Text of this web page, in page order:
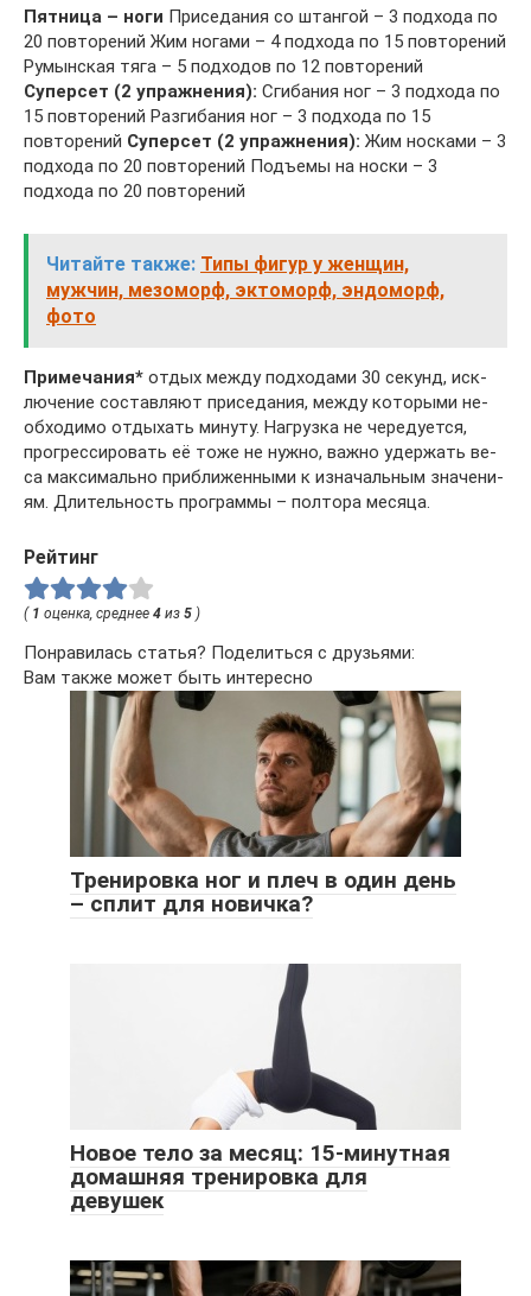
Пятница – ноги Приседания со штангой – 3 подхода по
20 повторений Жим ногами – 4 подхода по 15 повторений
Румынская тяга – 5 подходов по 12 повторений
Суперсет (2 упражнения): Сгибания ног – 3 подхода по
15 повторений Разгибания ног – 3 подхода по 15
повторений Суперсет (2 упражнения): Жим носками – 3
подхода по 20 повторений Подъемы на носки – 3
подхода по 20 повторений
Читайте также: Типы фигур у женщин,
мужчин, мезоморф, эктоморф, эндоморф,
фото
Примечания* отдых между подходами 30 се­кунд, ис­к­
лю­че­ние сос­тав­ля­ют при­се­да­ния, меж­ду ко­то­ры­ми не­
об­хо­д­имо от­ды­хать ми­ну­ту. Наг­руз­ка не че­ре­ду­ет­ся,
прог­рес­си­ро­вать её то­же не нуж­но, важ­но удер­жать ве­
са мак­си­маль­но приб­ли­жен­ны­ми к из­на­чаль­ным зна­че­ни­
ям. Дли­тель­ность про­г­рам­мы – пол­то­ра ме­ся­ца.
Рейтинг
( 1 оценка, среднее 4 из 5 )
Понравилась статья? Поделиться с друзьями:
Вам также может быть интересно
Тренировка ног и плеч в один день
– сплит для новичка?
Новое тело за месяц: 15-минутная
домашняя тренировка для
девушек